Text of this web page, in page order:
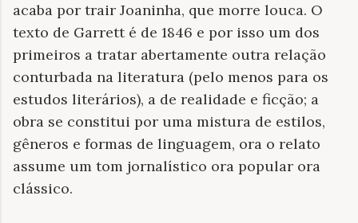
acaba por trair Joaninha, que morre louca. O
texto de Garrett é de 1846 e por isso um dos
primeiros a tratar abertamente outra relação
conturbada na literatura (pelo menos para os
estudos literários), a de realidade e ficção; a
obra se constitui por uma mistura de estilos,
gêneros e formas de linguagem, ora o relato
assume um tom jornalístico ora popular ora
clássico.